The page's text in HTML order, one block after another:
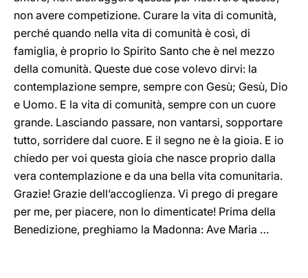
non avere competizione. Curare la vita di comunità,
perché quando nella vita di comunità è così, di
famiglia, è proprio lo Spirito Santo che è nel mezzo
della comunità. Queste due cose volevo dirvi: la
contemplazione sempre, sempre con Gesù; Gesù, Dio
e Uomo. E la vita di comunità, sempre con un cuore
grande. Lasciando passare, non vantarsi, sopportare
tutto, sorridere dal cuore. E il segno ne è la gioia. E io
chiedo per voi questa gioia che nasce proprio dalla
vera contemplazione e da una bella vita comunitaria.
Grazie! Grazie dell’accoglienza. Vi prego di pregare
per me, per piacere, non lo dimenticate! Prima della
Benedizione, preghiamo la Madonna: Ave Maria …